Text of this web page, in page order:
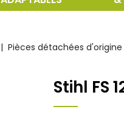
Pièces détachées d'origine
Stihl FS